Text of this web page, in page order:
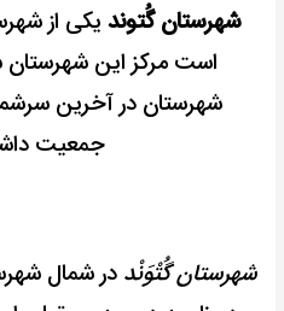
شهرستان گُتوند یکی از
است مرکز این
جمعیت
شهرستان گُتْوَنْد در شمال